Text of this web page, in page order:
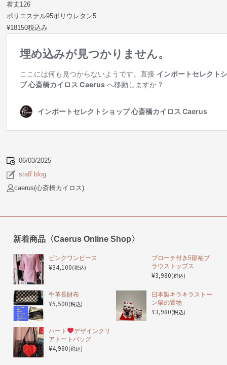
着丈126
ポリエステル95ポリウレタン5
¥18150税込み
06/03/2025
staff blog
caerus(心斎橋カイロス)
新着商品〈Caerus Online Shop〉
ピンクワンピース
¥34,100(税込)
ブローチ付き5部袖ブ
ラウストップス
¥3,980(税込)
️牛革長財布
¥5,500(税込)
日本製キラキラストー
ン猫の置物
¥3,980(税込)
ハート
デザインクリ
アトートバッグ
¥4,980(税込)